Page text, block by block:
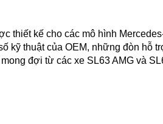
thiết kế cho các mô hình
kỹ thuật của OEM, những đòn hỗ
đợi từ các xe SL63 AMG và